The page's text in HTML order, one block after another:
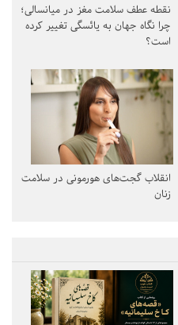
نقطه عطف سلامت مغز در میانسالی؛
چرا نگاه جهان به یائسگی تغییر کرده
است؟
انقلاب گجت‌های هورمونی در سلامت
زنان